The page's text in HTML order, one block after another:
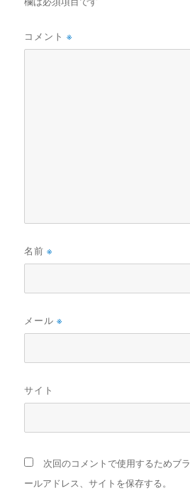
コメント※
名前※
メール※
サイト
次回のコメントで使用するためブ
ールアドレス、サイトを保存する。